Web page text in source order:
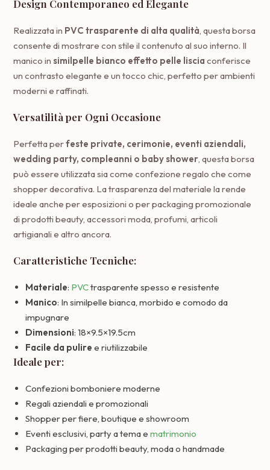
Design Contemporaneo ed Elegante
Realizzata in PVC trasparente di alta qualità , questa borsa
consente di mostrare con stile il contenuto al suo interno. Il
manico insimilpelle bianco effetto pelle liscia conferisce
un contrasto elegante e un tocco chic, perfetto per ambienti
moderni e raffinati.
Versatilità per Ogni Occasione
Perfetta perfeste private, cerimonie, eventi aziendali,
wedding party, compleanni o baby shower , questa borsa
può essere utilizzata sia come confezione regalo che come
shopper decorativa. La trasparenza del materiale la rende
ideale anche per esposizioni o per packaging promozionale
di prodotti beauty, accessori moda, profumi, articoli
artigianali e altro ancora.
Caratteristiche Tecniche:
Materiale: PVCtrasparente spesso e resistente
Manico: In similpelle bianca, morbido e comodo da
impugnare
Dimensioni: 18×9.5×19.5cm
Facile da pulire e riutilizzabile
Ideale per:
Confezioni bomboniere moderne
Regali aziendali e promozionali
Shopper per fiere, boutique e showroom
Eventi esclusivi, party a tema ematrimonio
Packaging per prodotti beauty, moda o handmade